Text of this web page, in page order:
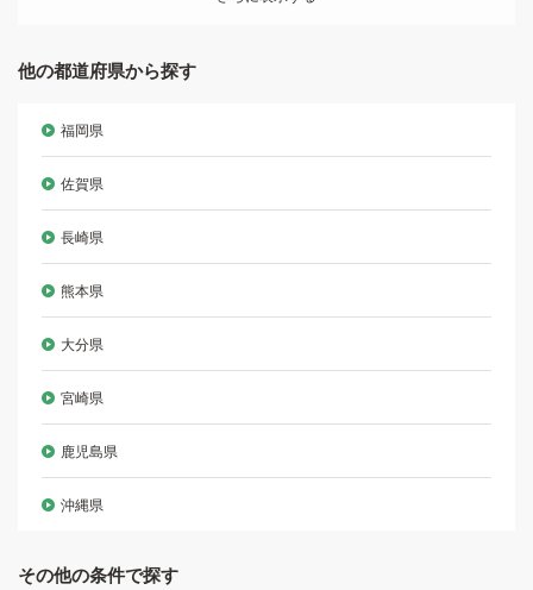
他の都道府県から探す
福岡県
佐賀県
長崎県
熊本県
大分県
宮崎県
鹿児島県
沖縄県
その他の条件で探す